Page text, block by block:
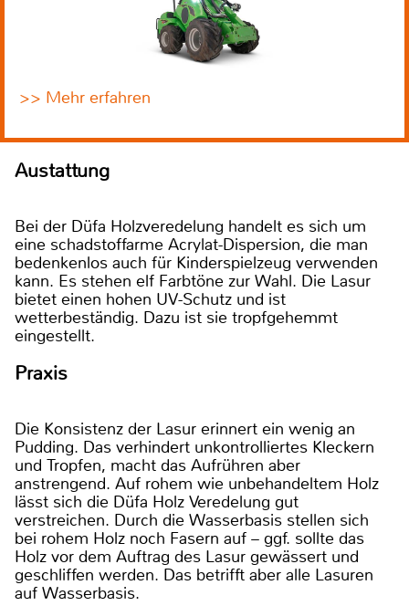
>> Mehr erfahren
Austattung
Bei der Düfa Holzveredelung handelt es sich um
eine schadstoffarme Acrylat-Dispersion, die man
bedenkenlos auch für Kinderspielzeug verwenden
kann. Es stehen elf Farbtöne zur Wahl. Die Lasur
bietet einen hohen UV-Schutz und ist
wetterbeständig. Dazu ist sie tropfgehemmt
eingestellt.
Praxis
Die Konsistenz der Lasur erinnert ein wenig an
Pudding. Das verhindert unkontrolliertes Kleckern
und Tropfen, macht das Aufrühren aber
anstrengend. Auf rohem wie unbehandeltem Holz
lässt sich die Düfa Holz Veredelung gut
verstreichen. Durch die Wasserbasis stellen sich
bei rohem Holz noch Fasern auf – ggf. sollte das
Holz vor dem Auftrag des Lasur gewässert und
geschliffen werden. Das betrifft aber alle Lasuren
auf Wasserbasis.